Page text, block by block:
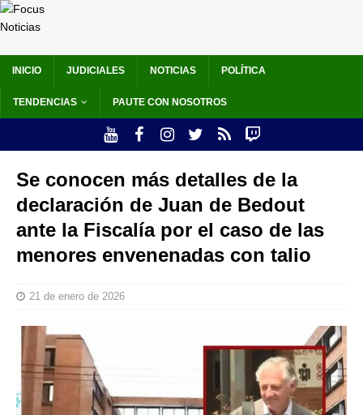
INICIO JUDICIALES NOTICIAS POLÍTICA
TENDENCIAS PAUTE CON NOSOTROS
Se conocen más detalles de la
declaración de Juan de Bedout
ante la Fiscalía por el caso de las
menores envenenadas con talio
21 de enero de 2026